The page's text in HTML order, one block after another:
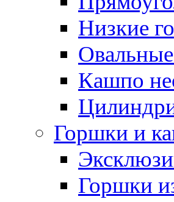
Низкие
Кашпо
Горшки и
Горшки